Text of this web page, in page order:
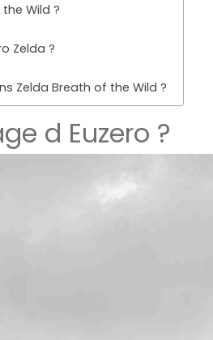
Wild ?
Zelda ?
Zelda Breath of the Wild ?
d Euzero ?